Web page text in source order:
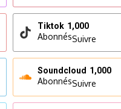
Tiktok 1,000
AbonnésSuivre
Soundcloud 1,000
AbonnésSuivre